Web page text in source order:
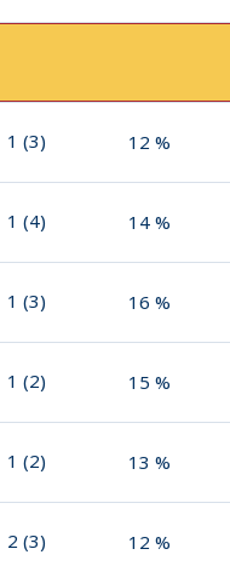
1 (3) 12 %
1 (4) 14 %
1 (3) 16 %
1 (2) 15 %
1 (2) 13 %
2 (3) 12 %